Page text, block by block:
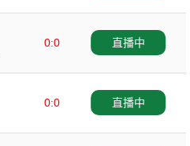
0:0
直播中
0:0
直播中